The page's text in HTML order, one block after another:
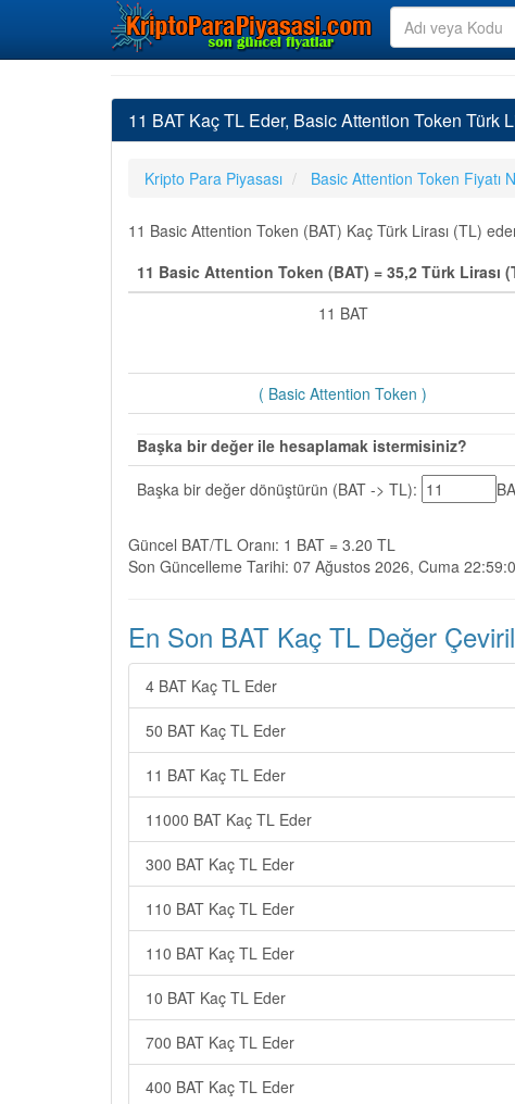
11 BAT Kaç TL Eder, Basic Attention Token Türk
Kripto Para Piyasası Basic Attention Token Fiyatı
11 Basic Attention Token (BAT) Kaç Türk Lirası (TL)
11 Basic Attention Token (BAT) = 35,2 Türk Lirası
11 BAT
( Basic Attention Token )
Başka bir değer ile hesaplamak istermisiniz?
Başka bir değer dönüştürün (BAT -> TL):
Güncel BAT/TL Oranı: 1 BAT = 3.20 TL
Son Güncelleme Tarihi: 07 Ağustos 2026, Cuma
En Son BAT Kaç TL Değer
4 BAT Kaç TL Eder
50 BAT Kaç TL Eder
11 BAT Kaç TL Eder
11000 BAT Kaç TL Eder
300 BAT Kaç TL Eder
110 BAT Kaç TL Eder
110 BAT Kaç TL Eder
10 BAT Kaç TL Eder
700 BAT Kaç TL Eder
400 BAT Kaç TL Eder